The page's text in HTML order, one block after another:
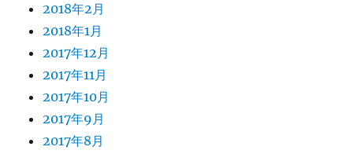
2018年2月
2018年1月
2017年12月
2017年11月
2017年10月
2017年9月
2017年8月